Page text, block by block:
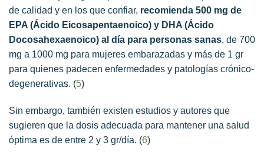
de calidad y en los que confiar, recomienda 500 mg de
EPA (Ácido Eicosapentaenoico) y DHA (Ácido
Docosahexaenoico) al día para personas sanas, de 700
mg a 1000 mg para mujeres embarazadas y más de 1 gr
para quienes padecen enfermedades y patologías crónico-
degenerativas. (5)
Sin embargo, también existen estudios y autores que
sugieren que la dosis adecuada para mantener una salud
óptima es de entre 2 y 3 gr/día. (6)